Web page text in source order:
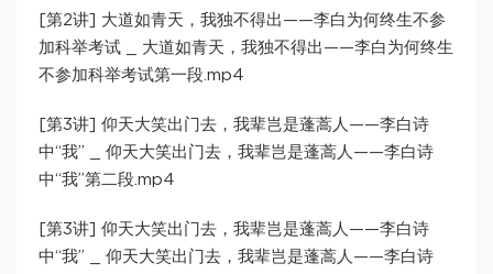
[第2讲] 大道如青天，我独不得出——李白为何终生不参
加科举考试 _ 大道如青天，我独不得出——李白为何终生
不参加科举考试第一段.mp4
[第3讲] 仰天大笑出门去，我辈岂是蓬蒿人——李白诗
中“我” _ 仰天大笑出门去，我辈岂是蓬蒿人——李白诗
中“我”第二段.mp4
[第3讲] 仰天大笑出门去，我辈岂是蓬蒿人——李白诗
中“我” _ 仰天大笑出门去，我辈岂是蓬蒿人——李白诗